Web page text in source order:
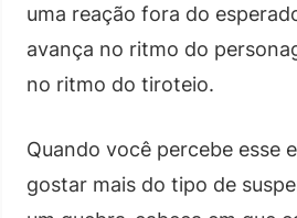
uma reação fora do
avança no ritmo do
no ritmo do tiroteio.
Quando você percebe esse
gostar mais do tipo de